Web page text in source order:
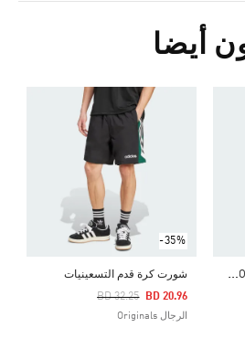
أيضا
ت
يشيرت 90S FOOTBALL GRAPHIC
-35%
شورت كرة قدم التسعينيات
Price Reduced From
BD 32.25
To BD 20.96
الرجال Originals
Price Reduced From
To